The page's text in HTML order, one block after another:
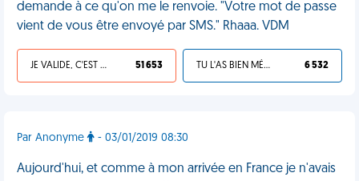
demande à ce qu'on me le renvoie. "Votre mot de passe
vient de vous être envoyé par SMS." Rhaaa. VDM
JE VALIDE, C'EST UNE VDM 51 653 TU L'AS BIEN MÉRITÉ 6 532
Par Anonyme - 03/01/2019 08:30
Aujourd'hui, et comme à mon arrivée en France je n'avais